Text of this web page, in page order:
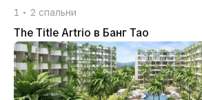
1 2 спальни
The Title Artrio в Банг Тао